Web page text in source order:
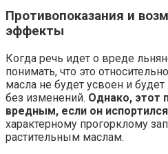
Противопоказания и
эффекты
Когда речь идет о вреде
понимать, что это
масла не будет усвоен и
без изменений. Однако, этот
вредным, если он испортился
характерному прогорклому
растительным маслам.